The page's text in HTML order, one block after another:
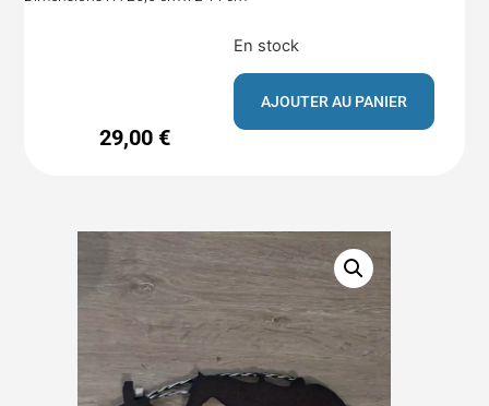
29,00 €
En stock
AJOUTER AU PANIER